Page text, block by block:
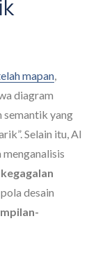
mapan
diagram
semantik yang
Selain itu, AI
desain